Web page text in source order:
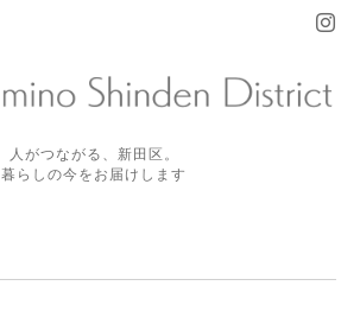
人がつながる、新田区。
暮らしの今をお届けします